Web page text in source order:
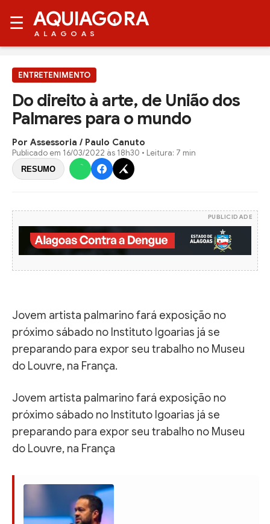
☰ AQUIAG RA
ALAGOAS
ENTRETENIMENTO
Do direito à arte, de União dos
Palmares para o mundo
Por Assessoria / Paulo Canuto
Publicado em 16/03/2022 às 18h30 • Leitura: 7 min
RESUMO
PUBLICIDADE
Jovem artista palmarino fará exposição no
próximo sábado no Instituto Igoarias já se
preparando para expor seu trabalho no Museu
do Louvre, na França.
Jovem artista palmarino fará exposição no
próximo sábado no Instituto Igoarias já se
preparando para expor seu trabalho no Museu
do Louvre, na França